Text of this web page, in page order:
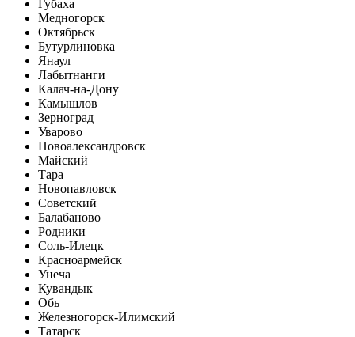
Губаха
Медногорск
Октябрьск
Бутурлиновка
Янаул
Лабытнанги
Калач-на-Дону
Камышлов
Зерноград
Уварово
Новоалександровск
Майский
Тара
Новопавловск
Советский
Балабаново
Родники
Соль-Илецк
Красноармейск
Унеча
Кувандык
Обь
Железногорск-Илимский
Татарск